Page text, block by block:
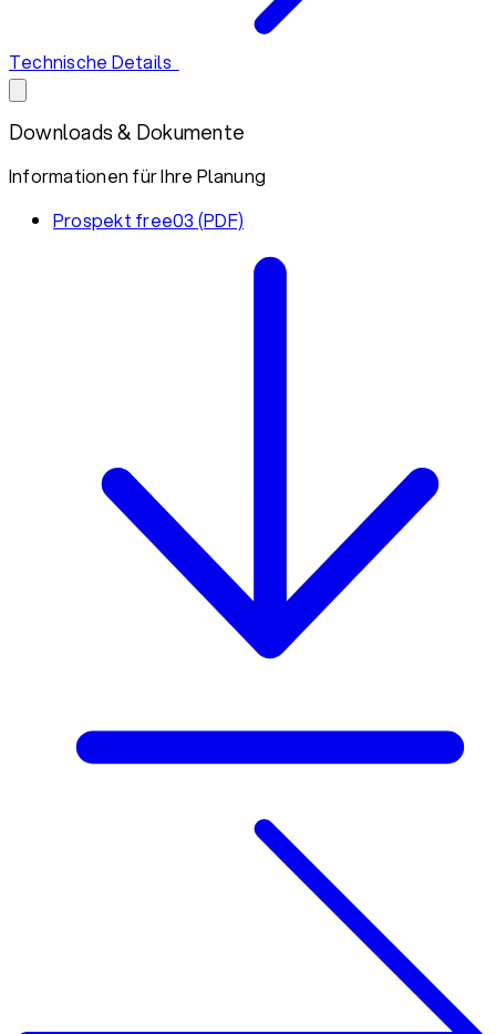
Technische Details
Downloads & Dokumente
Informationen für Ihre Planung
Prospekt free03 (PDF)